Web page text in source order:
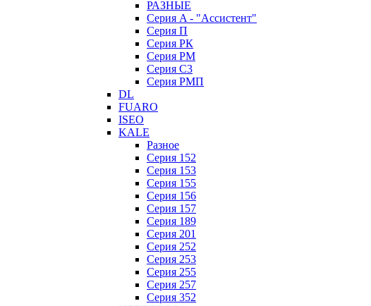
РАЗНЫЕ
Серия A - "Ассистент"
Серия П
Серия РК
Серия РМ
Серия С3
Серия РМП
DL
FUARO
ISEO
KALE
Разное
Серия 152
Серия 153
Серия 155
Серия 156
Серия 157
Серия 189
Серия 201
Серия 252
Серия 253
Серия 255
Серия 257
Серия 352